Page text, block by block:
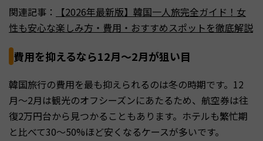
関連記事：
【2026年最新版】韓国一人旅完全ガイド！女
性も安心な楽しみ方・費用・おすすめスポットを徹底解説
費用を抑えるなら12月〜2月が狙い目
韓国旅行の費用を最も抑えられるのは冬の時期です。12
月〜2月は観光のオフシーズンにあたるため、航空券は往
復2万円台から見つかることもあります。ホテルも繁忙期
と比べて30〜50%ほど安くなるケースが多いです。